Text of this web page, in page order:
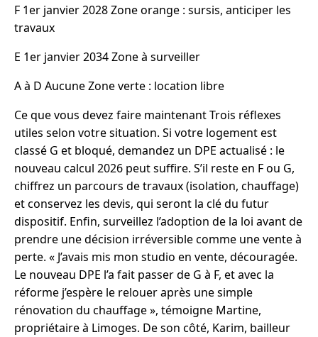
F 1er janvier 2028 Zone orange : sursis, anticiper les
travaux
E 1er janvier 2034 Zone à surveiller
A à D Aucune Zone verte : location libre
Ce que vous devez faire maintenant Trois réflexes
utiles selon votre situation. Si votre logement est
classé G et bloqué, demandez un DPE actualisé : le
nouveau calcul 2026 peut suffire. S’il reste en F ou G,
chiffrez un parcours de travaux (isolation, chauffage)
et conservez les devis, qui seront la clé du futur
dispositif. Enfin, surveillez l’adoption de la loi avant de
prendre une décision irréversible comme une vente à
perte. « J’avais mis mon studio en vente, découragée.
Le nouveau DPE l’a fait passer de G à F, et avec la
réforme j’espère le relouer après une simple
rénovation du chauffage », témoigne Martine,
propriétaire à Limoges. De son côté, Karim, bailleur